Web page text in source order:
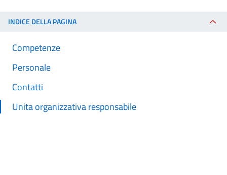
INDICE DELLA PAGINA
Competenze
Personale
Contatti
Unita organizzativa responsabile